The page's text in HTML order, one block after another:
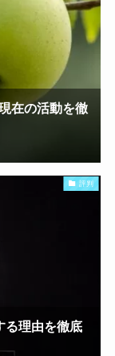
在の活動を徹
評判
る理由を徹底